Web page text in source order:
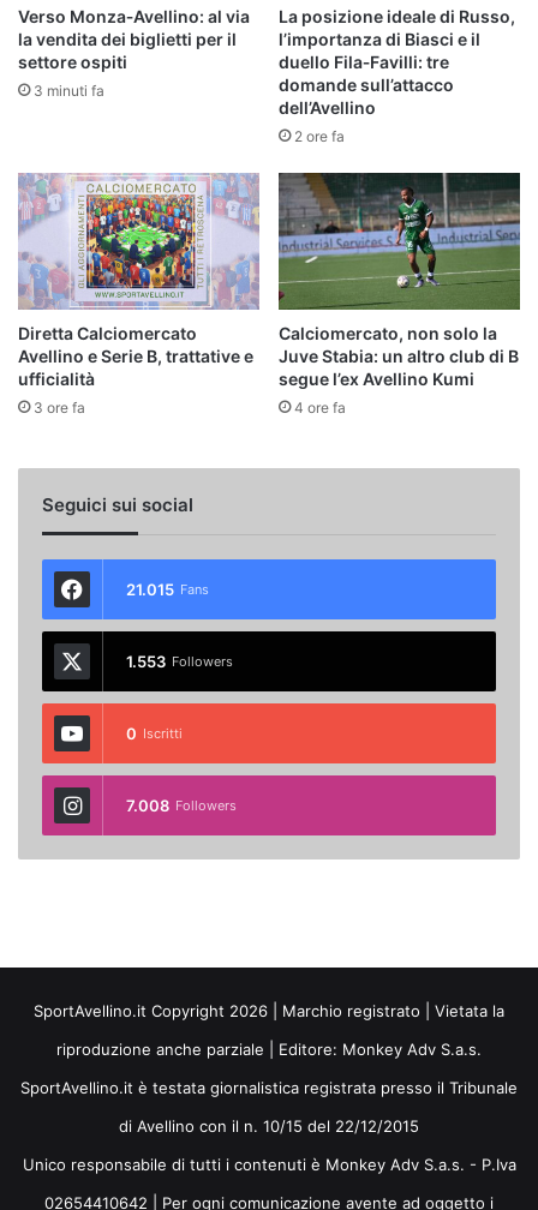
Verso Monza‑Avellino: al via
la vendita dei biglietti per il
settore ospiti
3 minuti fa
La posizione ideale di Russo,
l’importanza di Biasci e il
duello Fila‑Favilli: tre
domande sull’attacco
dell’Avellino
2 ore fa
Diretta Calciomercato
Avellino e Serie B, trattative e
ufficialità
3 ore fa
Calciomercato, non solo la
Juve Stabia: un altro club di B
segue l’ex Avellino Kumi
4 ore fa
Seguici sui social
21.015 Fans
1.553 Followers
0 Iscritti
7.008 Followers
SportAvellino.it Copyright 2026 | Marchio registrato | Vietata la
riproduzione anche parziale | Editore: Monkey Adv S.a.s.
SportAvellino.it è testata giornalistica registrata presso il Tribunale
di Avellino con il n. 10/15 del 22/12/2015
Unico responsabile di tutti i contenuti è Monkey Adv S.a.s. - P.Iva
02654410642 | Per ogni comunicazione avente ad oggetto i